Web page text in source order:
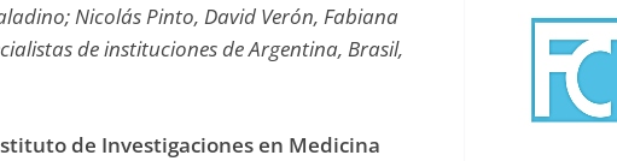
Nicolás Pinto, David Verón, Fabiana
de instituciones de Argentina, Brasil,
de Investigaciones en Medicina